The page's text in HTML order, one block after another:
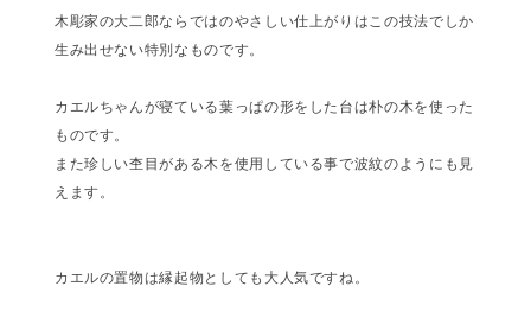
木彫家の大二郎ならではのやさしい仕上がりはこの技法でしか
生み出せない特別なものです。
カエルちゃんが寝ている葉っぱの形をした台は朴の木を使った
ものです。
また珍しい杢目がある木を使用している事で波紋のようにも見
えます。
カエルの置物は縁起物としても大人気ですね。